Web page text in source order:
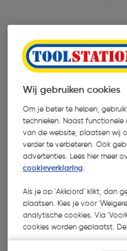
Wij gebruiken cookies
Om je beter te helpen,
technieken. Naast functionele
van de website, plaatsen wij
verder te verbeteren. Ook
advertenties. Lees hier meer
cookieverklaring.
Als je op 'Akkoord' klikt, dan
plaatsen. Kies je voor
analytische cookies. Via
cookies worden geplaatst.